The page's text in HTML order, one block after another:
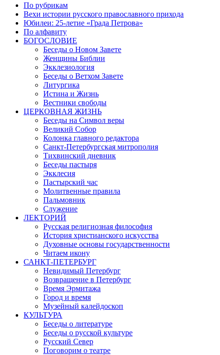
По рубрикам
Вехи истории русского православного прихода
Юбилеи: 25-летие «Града Петрова»
По алфавиту
БОГОСЛОВИЕ
Беседы о Новом Завете
Женщины Библии
Экклезиология
Беседы о Ветхом Завете
Литургика
Истина и Жизнь
Вестники свободы
ЦЕРКОВНАЯ ЖИЗНЬ
Беседы на Символ веры
Великий Собор
Колонка главного редактора
Санкт-Петербургская митрополия
Тихвинский дневник
Беседы пастыря
Экклесия
Пастырский час
Молитвенные правила
Пальмовник
Служение
ЛЕКТОРИЙ
Русская религиозная философия
История христианского искусства
Духовные основы государственности
Читаем икону
САНКТ-ПЕТЕРБУРГ
Невидимый Петербург
Возвращение в Петербург
Время Эрмитажа
Город и время
Музейный калейдоскоп
КУЛЬТУРА
Беседы о литературе
Беседы о русской культуре
Русский Север
Поговорим о театре